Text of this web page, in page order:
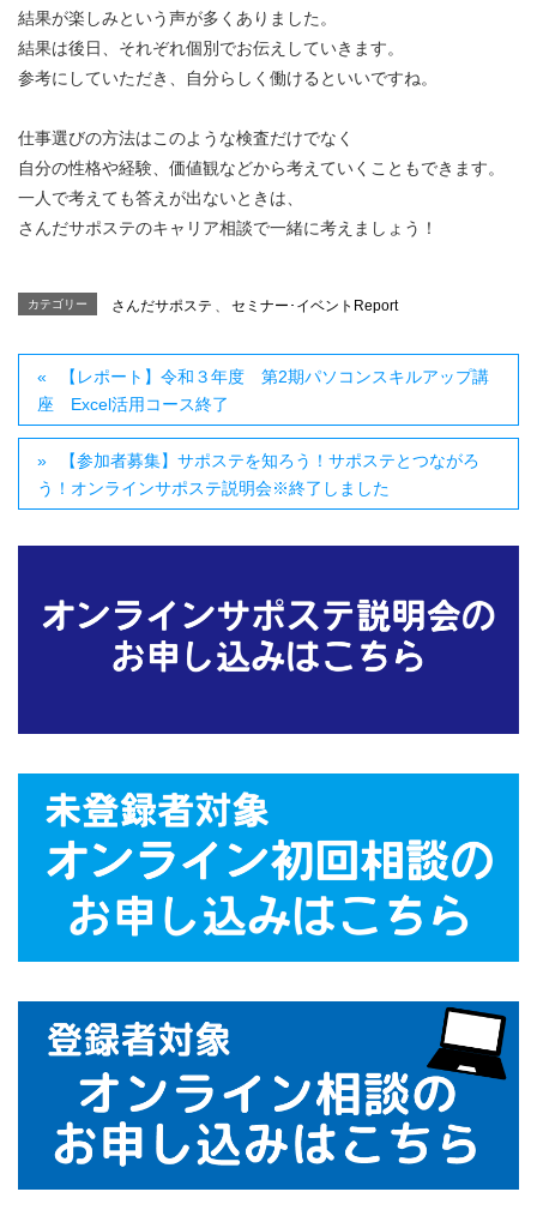
結果が楽しみという声が多くありました。
結果は後日、それぞれ個別でお伝えしていきます。
参考にしていただき、自分らしく働けるといいですね。
仕事選びの方法はこのような検査だけでなく
自分の性格や経験、価値観などから考えていくこともできます。
一人で考えても答えが出ないときは、
さんだサポステのキャリア相談で一緒に考えましょう！
カテゴリー さんだサポステ 、 セミナー･イベントReport
【レポート】令和３年度 第2期パソコンスキルアップ講
座 Excel活用コース終了
【参加者募集】サポステを知ろう！サポステとつながろ
う！オンラインサポステ説明会※終了しました